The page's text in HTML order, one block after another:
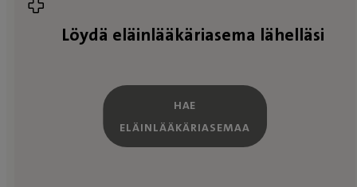
Löydä eläinlääkäriasema lähelläsi
HAE
ELÄINLÄÄKÄRIASEMAA